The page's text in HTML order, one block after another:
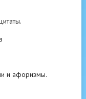
и афоризмы.